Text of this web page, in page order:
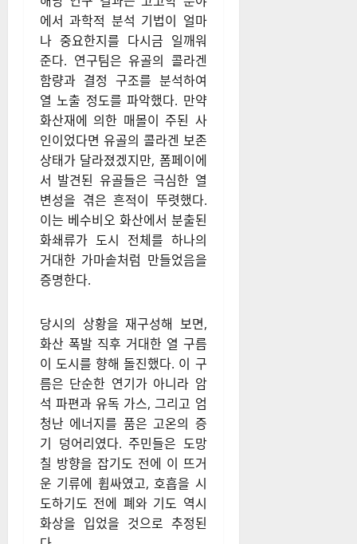
에서 과학적 분석 기법이 얼마
나 중요한지를 다시금 일깨워
준다. 연구팀은 유골의 콜라겐
함량과 결정 구조를 분석하여
열 노출 정도를 파악했다. 만약
화산재에 의한 매몰이 주된 사
인이었다면 유골의 콜라겐 보존
상태가 달라졌겠지만, 폼페이에
서 발견된 유골들은 극심한 열
변성을 겪은 흔적이 뚜렷했다.
이는 베수비오 화산에서 분출된
화쇄류가 도시 전체를 하나의
거대한 가마솥처럼 만들었음을
증명한다.
당시의 상황을 재구성해 보면,
화산 폭발 직후 거대한 열 구름
이 도시를 향해 돌진했다. 이 구
름은 단순한 연기가 아니라 암
석 파편과 유독 가스, 그리고 엄
청난 에너지를 품은 고온의 증
기 덩어리였다. 주민들은 도망
칠 방향을 잡기도 전에 이 뜨거
운 기류에 휩싸였고, 호흡을 시
도하기도 전에 폐와 기도 역시
화상을 입었을 것으로 추정된